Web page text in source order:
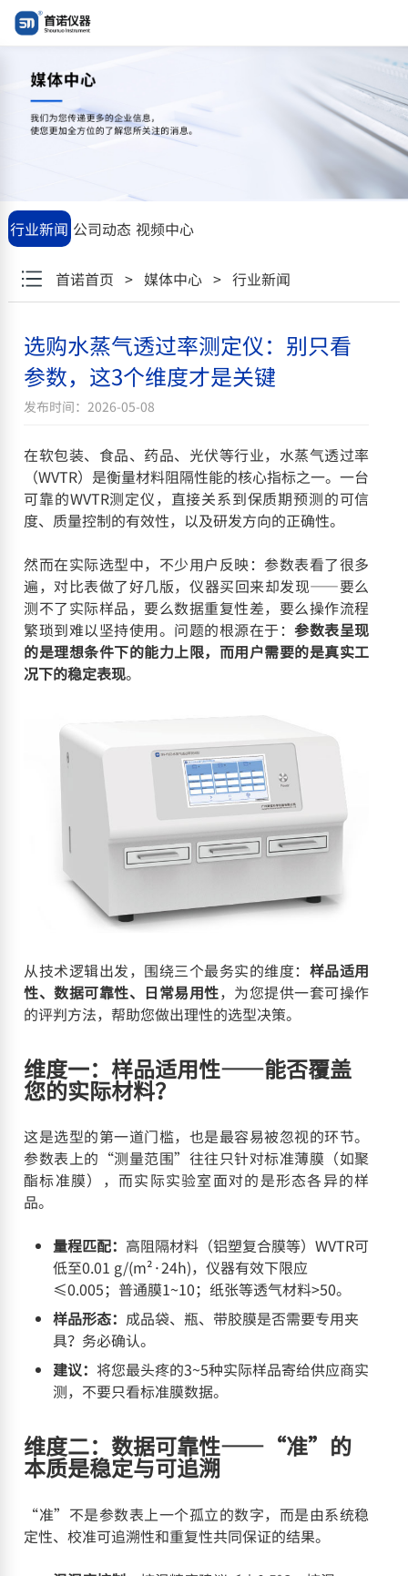
行业新闻 公司动态 视频中心
首诺首页 > 媒体中心> 行业新闻
选购水蒸气透过率测定仪：别只看
参数，这3个维度才是关键
发布时间：2026-05-08
在软包装、食品、药品、光伏等行业，水蒸气透过率
（WVTR）是衡量材料阻隔性能的核心指标之一。一台
可靠的WVTR测定仪，直接关系到保质期预测的可信
度、质量控制的有效性，以及研发方向的正确性。
然而在实际选型中，不少用户反映：参数表看了很多
遍，对比表做了好几版，仪器买回来却发现——要么
测不了实际样品，要么数据重复性差，要么操作流程
繁琐到难以坚持使用。问题的根源在于：参数表呈现
的是理想条件下的能力上限，而用户需要的是真实工
况下的稳定表现。
从技术逻辑出发，围绕三个最务实的维度： 样品适用
性、数据可靠性、日常易用性，为您提供一套可操作
的评判方法，帮助您做出理性的选型决策。
维度一：样品适用性——能否覆盖
您的实际材料？
这是选型的第一道门槛，也是最容易被忽视的环节。
参数表上的“测量范围”往往只针对标准薄膜（如聚
酯标准膜），而实际实验室面对的是形态各异的样
品。
量程匹配： 高阻隔材料（铝塑复合膜等）WVTR可
低至0.01 g/(m²·24h)，仪器有效下限应
≤0.005；普通膜1~10；纸张等透气材料>50。
样品形态： 成品袋、瓶、带胶膜是否需要专用夹
具？务必确认。
建议： 将您最头疼的3~5种实际样品寄给供应商实
测，不要只看标准膜数据。
维度二：数据可靠性——“准”的
本质是稳定与可追溯
“准”不是参数表上一个孤立的数字，而是由系统稳
定性、校准可追溯性和重复性共同保证的结果。